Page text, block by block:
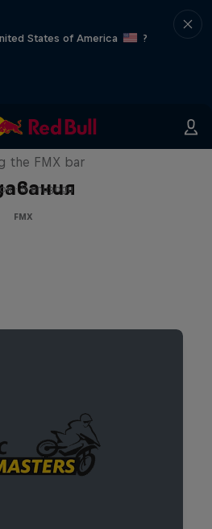
States of America
?
FMX Unloaded
the FMX bar
· 5 епизоди
FMX